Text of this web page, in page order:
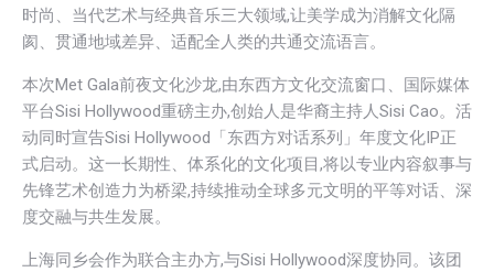
时尚、当代艺术与经典音乐三大领域,让美学成为消解文化隔
阂、贯通地域差异、适配全人类的共通交流语言。
本次Met Gala前夜文化沙龙,由东西方文化交流窗口、国际媒体
平台Sisi Hollywood重磅主办,创始人是华裔主持人Sisi Cao。活
动同时宣告Sisi Hollywood「东西方对话系列」年度文化IP正
式启动。这一长期性、体系化的文化项目,将以专业内容叙事与
先锋艺术创造力为桥梁,持续推动全球多元文明的平等对话、深
度交融与共生发展。
上海同乡会作为联合主办方,与Sisi Hollywood深度协同。该团